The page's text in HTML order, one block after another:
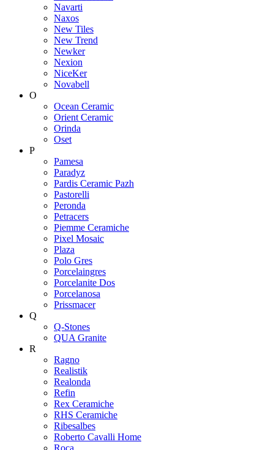
Navarti
Naxos
New Tiles
New Trend
Newker
Nexion
NiceKer
Novabell
O
Ocean Ceramic
Orient Ceramic
Orinda
Oset
P
Pamesa
Paradyz
Pardis Ceramic Pazh
Pastorelli
Peronda
Petracers
Piemme Ceramiche
Pixel Mosaic
Plaza
Polo Gres
Porcelaingres
Porcelanite Dos
Porcelanosa
Prissmacer
Q
Q-Stones
QUA Granite
R
Ragno
Realistik
Realonda
Refin
Rex Ceramiche
RHS Ceramiche
Ribesalbes
Roberto Cavalli Home
Roca